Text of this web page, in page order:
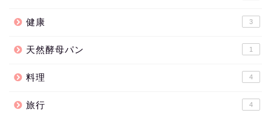
健康 3
天然酵母パン 1
料理 4
旅行 4